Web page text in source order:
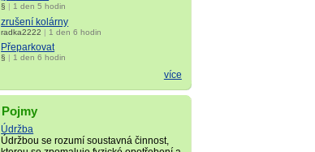
§ 1 den 5 hodin
zrušení kolárny
radka2222 | 1 den 6 hodin
Přeparkovat
§ | 1 den 6 hodin
více
Pojmy
Údržba
Údržbou se rozumí soustavná činnost,